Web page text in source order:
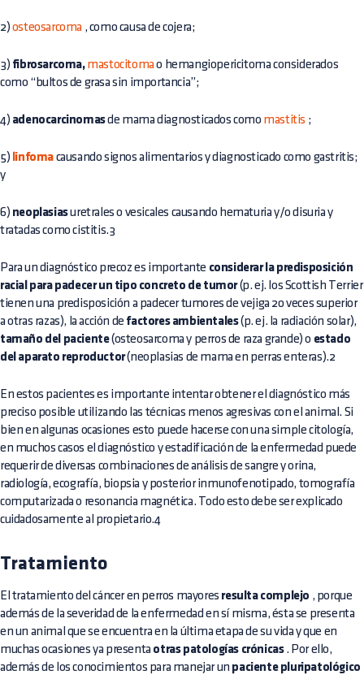
2) osteosarcoma , como causa de cojera;
3) fibrosarcoma,mastocitoma o hemangiopericitoma considerados
como “bultos de grasa sin importancia”;
4) adenocarcinomasde mama diagnosticados como mastitis ;
5) linfoma causando signos alimentarios y diagnosticado como gastritis;
y
6) neoplasiasuretrales o vesicales causando hematuria y/o disuria y
tratadas como cistitis.3
Para un diagnóstico precoz es importante considerar la predisposición
racial para padecer un tipo concreto de tumor(p. ej. los Scottish Terrier
tienen una predisposición a padecer tumores de vejiga 20 veces superior
a otras razas), la acción de factores ambientales(p. ej. la radiación solar),
tamaño del paciente(osteosarcoma y perros de raza grande) o estado
del aparato reproductor(neoplasias de mama en perras enteras).2
En estos pacientes es importante intentar obtener el diagnóstico más
preciso posible utilizando las técnicas menos agresivas con el animal. Si
bien en algunas ocasiones esto puede hacerse con una simple citología,
en muchos casos el diagnóstico y estadificación de la enfermedad puede
requerir de diversas combinaciones de análisis de sangre y orina,
radiología, ecografía, biopsia y posterior inmunofenotipado, tomografía
computarizada o resonancia magnética. Todo esto debe ser explicado
cuidadosamente al propietario.4
Tratamiento
El tratamiento del cáncer en perros mayores resulta complejo , porque
además de la severidad de la enfermedad en sí misma, ésta se presenta
en un animal que se encuentra en la última etapa de su vida y que en
muchas ocasiones ya presenta otras patologías crónicas. Por ello,
además de los conocimientos para manejar un paciente pluripatológico